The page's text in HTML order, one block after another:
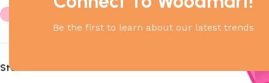
Be the first to learn about our latest trends
Stock Durumu